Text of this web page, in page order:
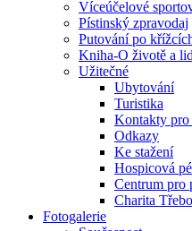
Víceúčelové
Pístinský zpravodaj
Putování po
Kniha-O životě a
Užitečné
Ubytování
Turistika
Kontakty pro
Odkazy
Ke stažení
Hospicová
Centrum pro
Charita
Fotogalerie